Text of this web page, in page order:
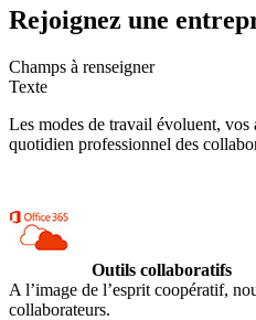
Rejoignez une
Champs à renseigner
Texte
Les modes de travail évoluent, vos
quotidien professionnel des
Outils collaboratifs
A l’image de l’esprit coopératif,
collaborateurs.